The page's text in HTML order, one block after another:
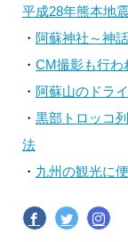
平成28年熊本地
・ 阿蘇神社～神
・ CM撮影も行わ
・ 阿蘇山のドラ
・ 黒部トロッコ
法
・ 九州の観光に